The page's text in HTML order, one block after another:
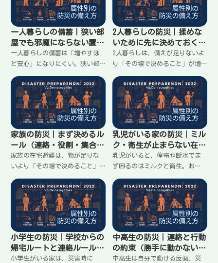
の順で、最低限の備えと動き方
をわかりやすく整理します。
最初の10分、1時間、情報の見
方、連絡のルールをわかりやす
く整理します。
一人暮らしの備蓄｜狭い部
屋でも邪魔にならない置き
方と最低限の考え方
一人暮らしの備蓄は「増やすほ
ど安心」になりにくい。狭い部
え、停電の夜はつまずきやす
い。量より置き方を優先し、
水・トイレ・明かりを分散し
て、すぐ使える定位置を作る方
法を整理します。
2人暮らしの防災｜揉めな
いために先に決めておくこ
と（役割・連絡・電池）
2人暮らしは、備えが足りないよ
り「その場で決めること」が増
番、充電の優先、トイレの切り
替え、置き場所のルールを先に
決めておくとラク。家に留まる
前提で、最低限の決め事をわか
りやすく整理します。
家族の防災｜まず決めるル
ール（連絡・役割・集合）
で揉めない
家族の在宅避難は、物が足りな
いより「その場で決めること」
出し方、役割、集合場所、スマ
ホと電池、トイレの切り替えだ
け先に決めておけば、落ち着い
て動ける。家族で共有しやすい
形で整理します。
乳児がいる家の防災｜ミル
ク・衛生が止まらない在宅
避難の準備
乳児がいると、停電や断水でま
ず困るのはミルクと衛生。お
と処理、手洗いが崩れると一気
に回らなくなる。家に留まる前
提で、最低限そろえる物と、や
り方をラクにするコツをまとめ
ます。
小学生の防災｜学校からの
帰宅ルートと連絡ルール
（迷わない準備）
小学生がいる家は、災害時に
中高生の防災｜連絡と行動
の約束（勝手に動かない）
を決める
中高生は自分で動ける反面、災